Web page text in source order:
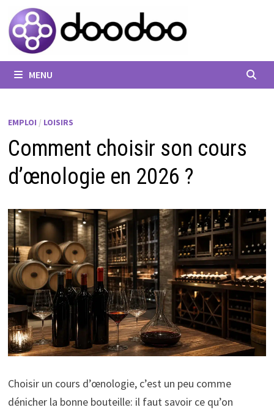
Passer
au
contenu
MENU
EMPLOI / LOISIRS
Comment choisir son cours
d’œnologie en 2026 ?
Choisir un cours d’œnologie, c’est un peu comme
dénicher la bonne bouteille: il faut savoir ce qu’on